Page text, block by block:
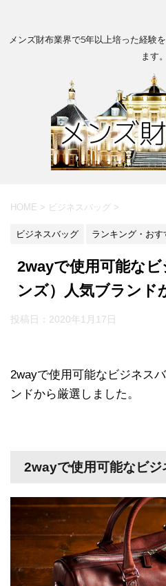
メンズ財布業界で5年以上培った経験
ます。
HOME > ビジネスバッグ >
ビジネスバッグ ランキング・お
2wayで使用可能な
ンズ）人気ブランド
投稿日： 2020年1月17日
2wayで使用可能なビジネス
ンドから厳選しました。
2wayで使用可能なビジ